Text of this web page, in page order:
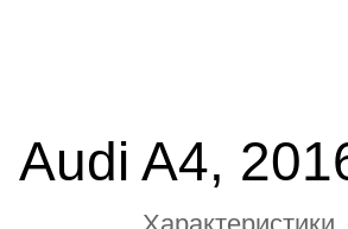
Audi A4,